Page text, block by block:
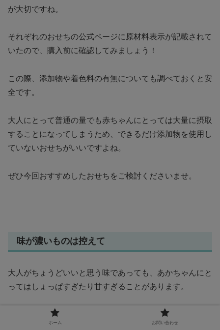
が大切ですね。
それぞれのおせちの公式ページに原材料表示が記載されて
いたので、購入前に確認してみましょう！
この際、添加物や着色料の有無についても調べておくと安
全です。
大人にとって普通の量でも赤ちゃんにとっては大量に摂取
することになってしまうため、できるだけ添加物を使用し
ていないおせちがいいですよね。
ぜひ今回おすすめしたおせちをご検討くださいませ。
味が濃いものは控えて
大人がちょうどいいと思う味であっても、あかちゃんにと
ってはしょっぱすぎたり甘すぎることがあります。
ご存じの通り、赤ちゃんの味覚はまだ未発達で敏感なんで
ホーム お問い合わせ